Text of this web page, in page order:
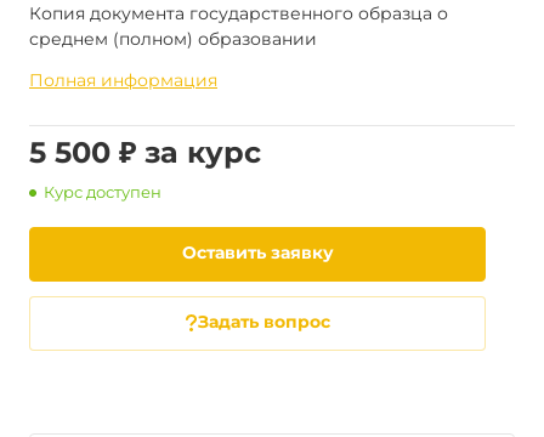
Копия документа государственного образца о
среднем (полном) образовании
Полная информация
5 500 ₽ за курс
Курс доступен
Оставить заявку
Задать вопрос